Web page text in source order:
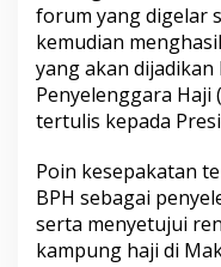
forum yang digelar
kemudian
yang akan dijadikan
Penyelenggara Haji
tertulis kepada
Poin kesepakatan
BPH sebagai
serta menyetujui
kampung haji di